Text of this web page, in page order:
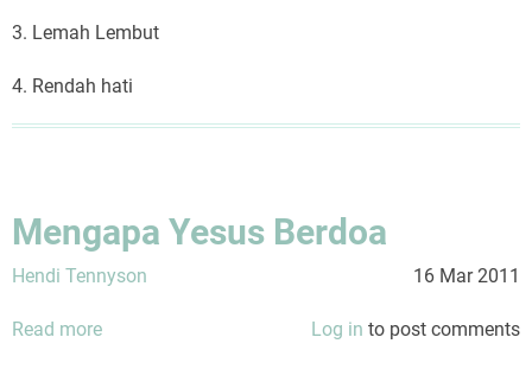
3. Lemah Lembut
4. Rendah hati
Mengapa Yesus Berdoa
Hendi Tennyson 16 Mar 2011
Read more Log in to post comments